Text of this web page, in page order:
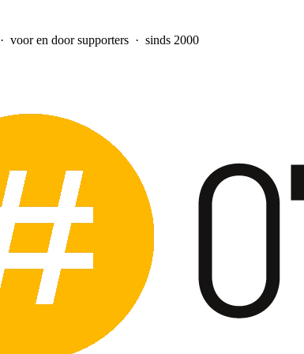
· voor en door supporters · sinds 2000